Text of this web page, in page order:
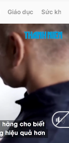
Giáo dục Sức khỏe